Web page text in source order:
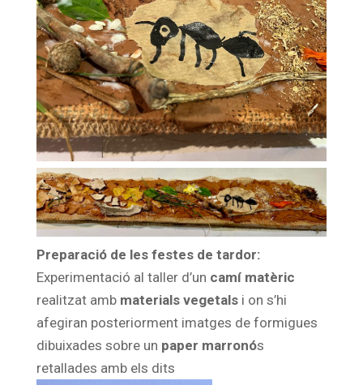
Preparació de les festes de tardor:
Experimentació al taller d’un camí matèric
realitzat amb materials vegetalsi on s’hi
afegiran posteriorment imatges de formigues
dibuixades sobre un paper marronós
retallades amb els dits